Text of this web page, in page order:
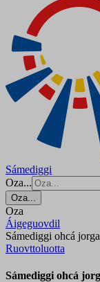
Sámediggi
Oza...
Oza...
Oza
Áigeguovdil
Sámediggi ohcá
Ruovttoluotta
Sámediggi ohcá